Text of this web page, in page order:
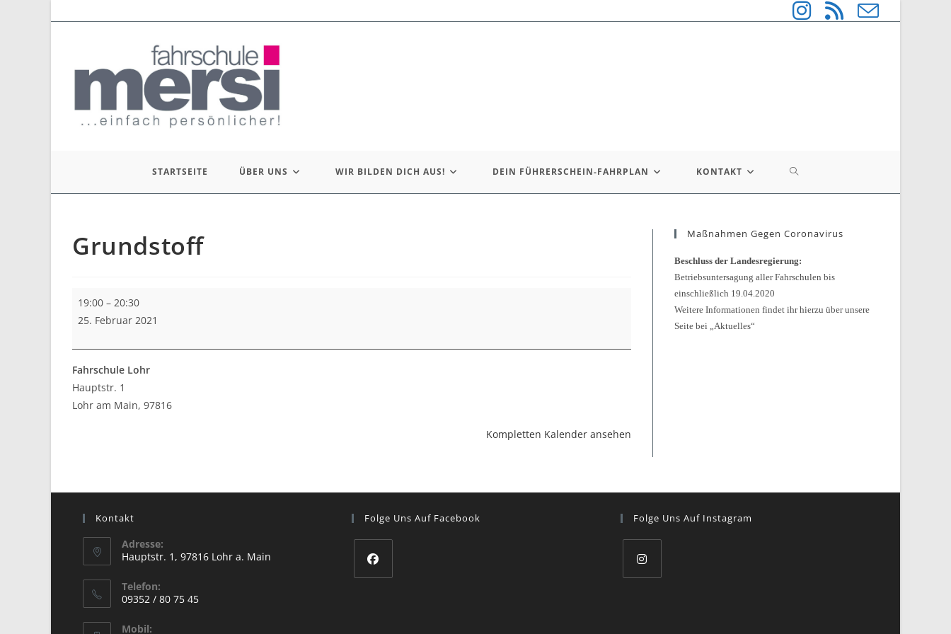
STARTSEITE ÜBER UNS WIR BILDEN DICH AUS! DEIN FÜHRERSCHEIN-FAHRPLAN KONTAKT WEBSITE-
UMSCHALTEN
Grundstoff
19:00 – 20:30
25. Februar 2021
Fahrschule Lohr
Hauptstr. 1
Lohr am Main, 97816
Kompletten Kalender ansehen
Maßnahmen Gegen Coronavirus
Beschluss der Landesregierung:
Betriebsuntersagung aller Fahrschulen bis
einschließlich 19.04.2020
Weitere Informationen findet ihr hierzu über unsere
Seite bei „Aktuelles“
Kontakt
Adresse:
Hauptstr. 1, 97816 Lohr a. Main
in
a
new
Telefon:
09352 / 80 75 45
Mobil:
Folge Uns Auf Facebook Folge Uns Auf Instagram